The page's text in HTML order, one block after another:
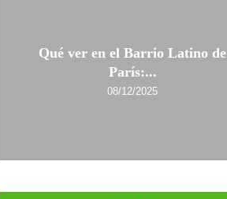
Qué ver en el Barrio Latino de
París:...
08/12/2025